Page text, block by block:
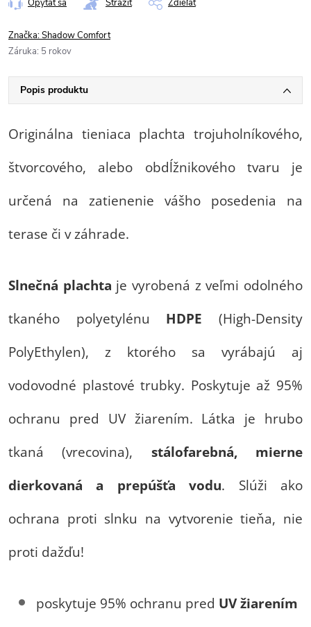
Značka:Shadow Comfort
Záruka: 5 rokov
Popis produktu
Originálna tieniaca plachta trojuholníkového,
štvorcového, alebo obdĺžnikového tvaru je
určená na zatienenie vášho posedenia na
terase či v záhrade.
Slnečná plachta je vyrobená z veľmi odolného
tkaného polyetylénu HDPE (High-Density
PolyEthylen), z ktorého sa vyrábajú aj
vodovodné plastové trubky. Poskytuje až 95%
ochranu pred UV žiarením. Látka je hrubo
tkaná (vrecovina), stálofarebná, mierne
dierkovaná a prepúšťa vodu. Slúži ako
ochrana proti slnku na vytvorenie tieňa, nie
proti dažďu!
poskytuje 95% ochranu pred UV žiarením